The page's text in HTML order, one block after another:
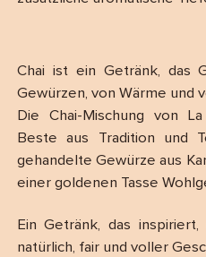
Chai ist ein Getränk, das
Gewürzen, von Wärme und
Die Chai-Mischung von
Beste aus Tradition und
gehandelte Gewürze aus
einer goldenen Tasse
Ein Getränk, das
natürlich, fair und voller